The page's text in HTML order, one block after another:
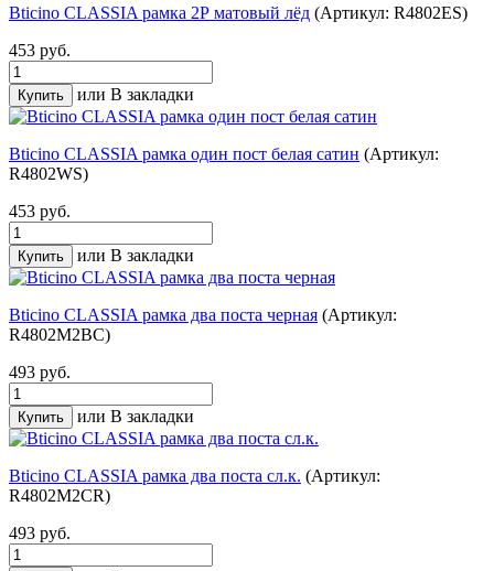
Bticino CLASSIA рамка 2Р матовый лёд (Артикул: R4802ES)
453 руб.
или В закладки
Bticino CLASSIA рамка один пост белая сатин (Артикул:
R4802WS)
453 руб.
или В закладки
Bticino CLASSIA рамка два поста черная (Артикул:
R4802M2BC)
493 руб.
или В закладки
Bticino CLASSIA рамка два поста сл.к. (Артикул:
R4802M2CR)
493 руб.